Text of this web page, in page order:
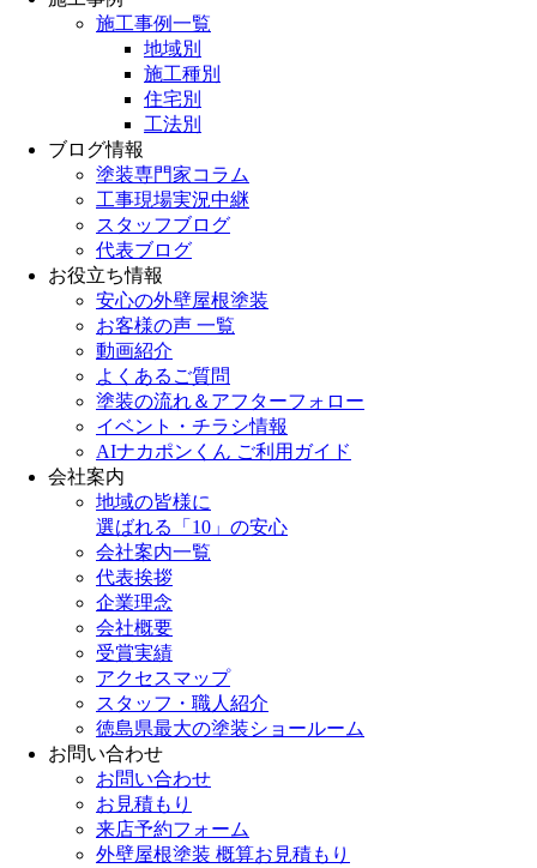
施工事例一覧
地域別
施工種別
住宅別
工法別
ブログ情報
塗装専門家コラム
工事現場実況中継
スタッフブログ
代表ブログ
お役立ち情報
安心の外壁屋根塗装
お客様の声 一覧
動画紹介
よくあるご質問
塗装の流れ＆アフターフォロー
イベント・チラシ情報
AIナカポンくん ご利用ガイド
会社案内
地域の皆様に
選ばれる「10」の安心
会社案内一覧
代表挨拶
企業理念
会社概要
受賞実績
アクセスマップ
スタッフ・職人紹介
徳島県最大の塗装ショールーム
お問い合わせ
お問い合わせ
お見積もり
来店予約フォーム
外壁屋根塗装 概算お見積もり